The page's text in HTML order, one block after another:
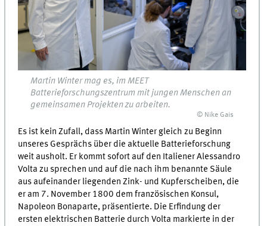
Martin Winter mag es, im MEET
Batterieforschungszentrum mit jungen Menschen an
gemeinsamen Projekten zu arbeiten.
© Nike Gais
Es ist kein Zufall, dass Martin Winter gleich zu Beginn
unseres Gesprächs über die aktuelle Batterieforschung
weit ausholt. Er kommt sofort auf den Italiener Alessandro
Volta zu sprechen und auf die nach ihm benannte Säule
aus aufeinander liegenden Zink- und Kupferscheiben, die
er am 7. November 1800 dem französischen Konsul,
Napoleon Bonaparte, präsentierte. Die Erfindung der
ersten elektrischen Batterie durch Volta markierte in der